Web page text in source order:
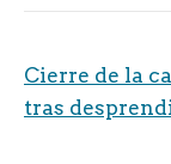
Cierre de la
tras